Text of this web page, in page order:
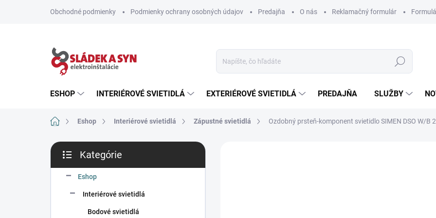
Obchodné podmienky Podmienky ochrany osobných údajov Predajňa O nás Reklamačný formulár
Hľadať
ESHOP INTERIÉROVÉ SVIETIDLÁ EXTERIÉROVÉ SVIETIDLÁ PREDAJŇA SLUŽBY
DomovEshop Interiérové svietidlá Zápustné svietidlá Ozdobný prsteň-komponent svietidlo SIMEN DSO W/B
B
č
kategórie
Kategórie
Eshop
Interiérové svietidlá
Bodové svietidlá